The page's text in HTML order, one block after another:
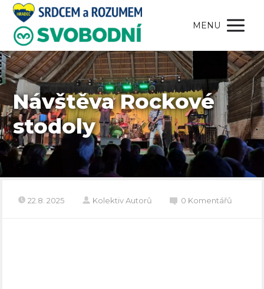
MENU
Návštěva Rockové
stodoly
22.8. 2025 Kolektiv Autorů 0 Komentářů